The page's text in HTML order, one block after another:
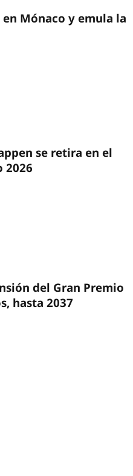
Mónaco y emula la
se retira en el
2026
del Gran Premio
hasta 2037